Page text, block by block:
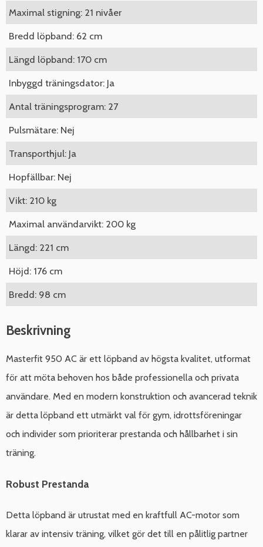
Maximal stigning: 21 nivåer
Bredd löpband: 62 cm
Längd löpband: 170 cm
Inbyggd träningsdator: Ja
Antal träningsprogram: 27
Pulsmätare: Nej
Transporthjul: Ja
Hopfällbar: Nej
Vikt: 210 kg
Maximal användarvikt: 200 kg
Längd: 221 cm
Höjd: 176 cm
Bredd: 98 cm
Beskrivning
Masterfit 950 AC är ett löpband av högsta kvalitet, utformat
för att möta behoven hos både professionella och privata
användare. Med en modern konstruktion och avancerad teknik
är detta löpband ett utmärkt val för gym, idrottsföreningar
och individer som prioriterar prestanda och hållbarhet i sin
träning.
Robust Prestanda
Detta löpband är utrustat med en kraftfull AC-motor som
klarar av intensiv träning, vilket gör det till en pålitlig partner